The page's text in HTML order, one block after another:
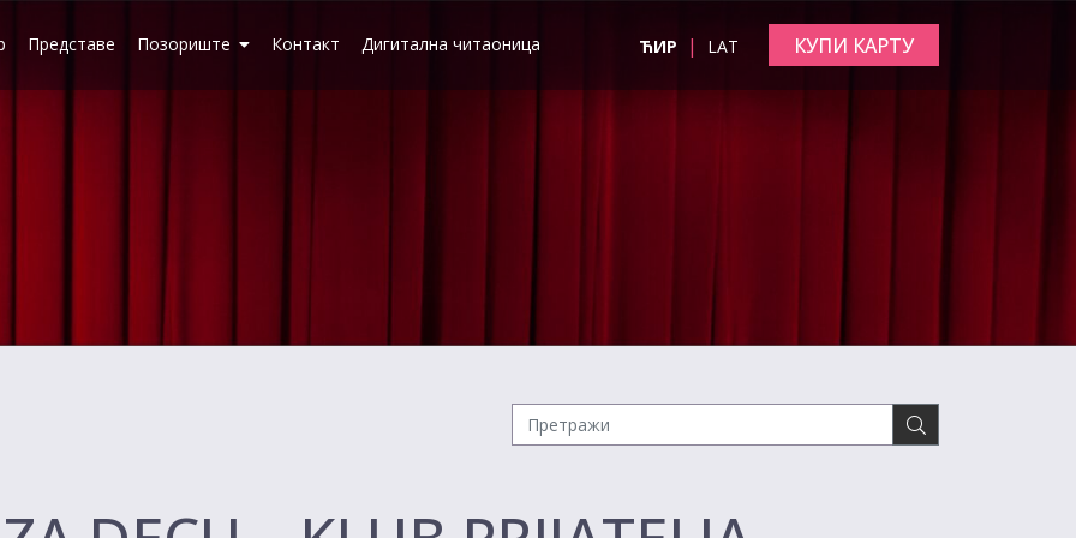
Представе Позориште Контакт Дигитална читаоница ЋИР | LAT КУПИ КАРТУ